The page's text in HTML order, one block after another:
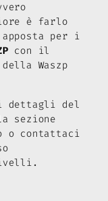
è farlo
apposta per i
con il
Waszp
dettagli del
sezione
o contattaci